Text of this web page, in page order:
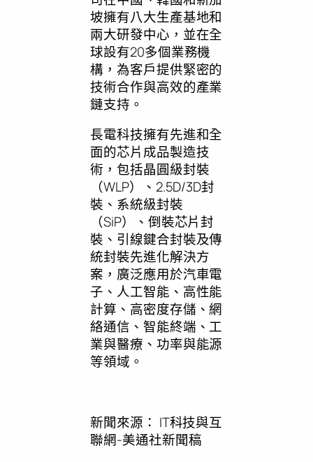
坡擁有八大生產基地和
兩大研發中心，並在全
球設有20多個業務機
構，為客戶提供緊密的
技術合作與高效的產業
鏈支持。
長電科技擁有先進和全
面的芯片成品製造技
術，包括晶圓級封裝
（WLP）、2.5D/3D封
裝、系統級封裝
（SiP）、倒裝芯片封
裝、引線鍵合封裝及傳
統封裝先進化解決方
案，廣泛應用於汽車電
子、人工智能、高性能
計算、高密度存儲、網
絡通信、智能終端、工
業與醫療、功率與能源
等領域。
新聞來源： IT科技與互
聯網-美通社新聞稿